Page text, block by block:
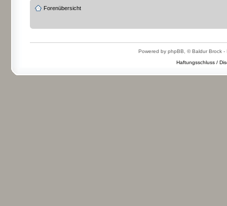
Forenübersicht
Powered by phpBB, © Baldur Brock -
Haftungsschluss /